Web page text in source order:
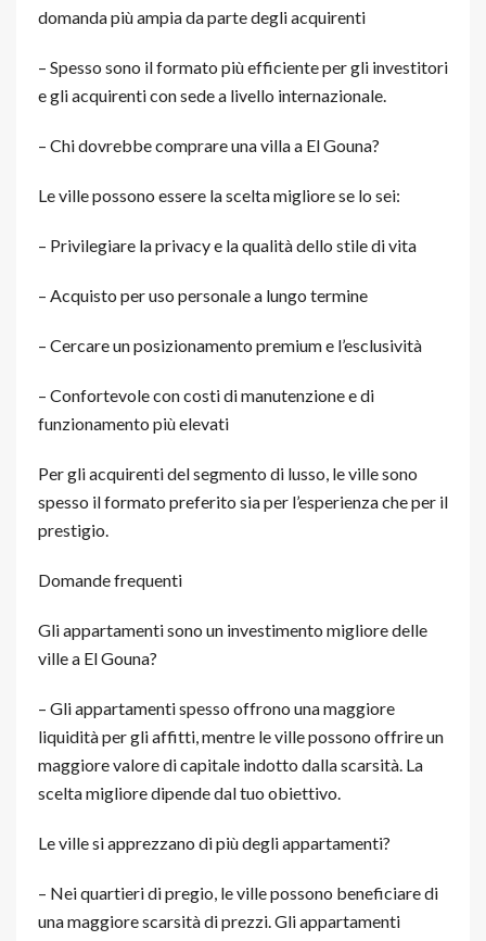
domanda più ampia da parte degli acquirenti
– Spesso sono il formato più efficiente per gli investitori
e gli acquirenti con sede a livello internazionale.
– Chi dovrebbe comprare una villa a El Gouna?
Le ville possono essere la scelta migliore se lo sei:
– Privilegiare la privacy e la qualità dello stile di vita
– Acquisto per uso personale a lungo termine
– Cercare un posizionamento premium e l’esclusività
– Confortevole con costi di manutenzione e di
funzionamento più elevati
Per gli acquirenti del segmento di lusso, le ville sono
spesso il formato preferito sia per l’esperienza che per il
prestigio.
Domande frequenti
Gli appartamenti sono un investimento migliore delle
ville a El Gouna?
– Gli appartamenti spesso offrono una maggiore
liquidità per gli affitti, mentre le ville possono offrire un
maggiore valore di capitale indotto dalla scarsità. La
scelta migliore dipende dal tuo obiettivo.
Le ville si apprezzano di più degli appartamenti?
– Nei quartieri di pregio, le ville possono beneficiare di
una maggiore scarsità di prezzi. Gli appartamenti